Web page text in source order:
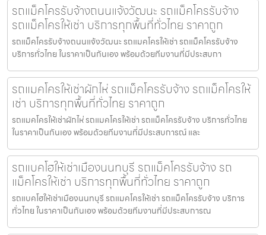
รถแม็คโครรับจ้างถนนแจ้งวัฒนะ รถแม็คโครรับจ้าง
รถแม็คโครให้เช่า บริการทุกพื้นที่ทั่วไทย ราคาถูก
รถแม็คโครรับจ้างถนนแจ้งวัฒนะ รถแมคโครให้เช่า รถแม็คโครรับจ้าง
บริการทั่วไทย ในราคาเป็นกันเอง พร้อมด้วยทีมงานที่มีประสบกา
รถแมคโครให้เช่าผักไห่ รถแม็คโครรับจ้าง รถแม็คโครให้
เช่า บริการทุกพื้นที่ทั่วไทย ราคาถูก
รถแมคโครให้เช่าผักไห่ รถแมคโครให้เช่า รถแม็คโครรับจ้าง บริการทั่วไทย
ในราคาเป็นกันเอง พร้อมด้วยทีมงานที่มีประสบการณ์ และ
รถแบคโฮให้เช่าเมืองนนทบุรี รถแม็คโครรับจ้าง รถ
แม็คโครให้เช่า บริการทุกพื้นที่ทั่วไทย ราคาถูก
รถแบคโฮให้เช่าเมืองนนทบุรี รถแมคโครให้เช่า รถแม็คโครรับจ้าง บริการ
ทั่วไทย ในราคาเป็นกันเอง พร้อมด้วยทีมงานที่มีประสบการณ